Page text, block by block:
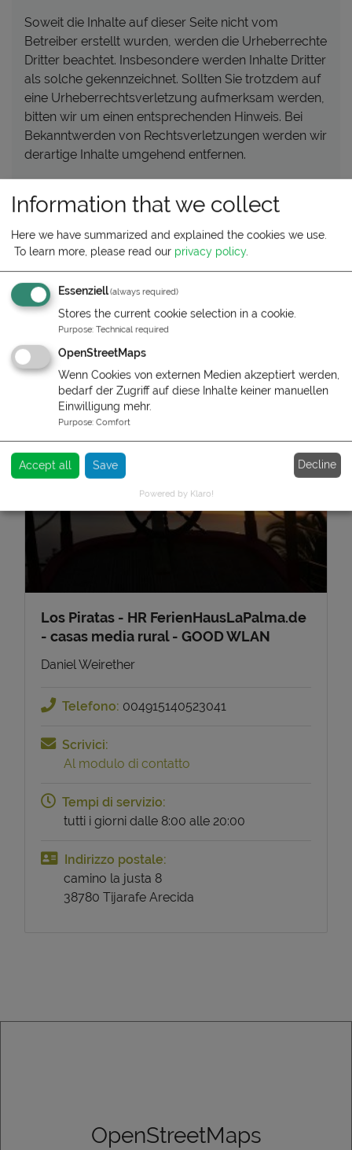
Soweit die Inhalte auf dieser Seite nicht vom
Betreiber erstellt wurden, werden die Urheberrechte
Dritter beachtet. Insbesondere werden Inhalte Dritter
als solche gekennzeichnet. Sollten Sie trotzdem auf
eine Urheberrechtsverletzung aufmerksam werden,
bitten wir um einen entsprechenden Hinweis. Bei
Bekanntwerden von Rechtsverletzungen werden wir
derartige Inhalte umgehend entfernen.
Quelle: https://www.e-recht24.de/impressum-
generator.html
☎ +49 151 4052 3041
✉ fewoätweirether.de
Los Piratas - HR FerienHausLaPalma.de
- casas media rural - GOOD WLAN
Daniel Weirether
Telefono: 004915140523041
Scrivici:
Al modulo di contatto
Tempi di servizio:
tutti i giorni dalle 8:00 alle 20:00
Indirizzo postale:
camino la justa 8
38780 Tijarafe Arecida
OpenStreetMaps
Information that we collect
Here we have summarized and explained the cookies we use.
To learn more, please read our privacy policy.
Essenziell(always required)
Stores the current cookie selection in a cookie.
Purpose: Technical required
OpenStreetMaps
Wenn Cookies von externen Medien akzeptiert werden,
bedarf der Zugriff auf diese Inhalte keiner manuellen
Einwilligung mehr.
Purpose: Comfort
Accept all Save Decline
Powered by Klaro!